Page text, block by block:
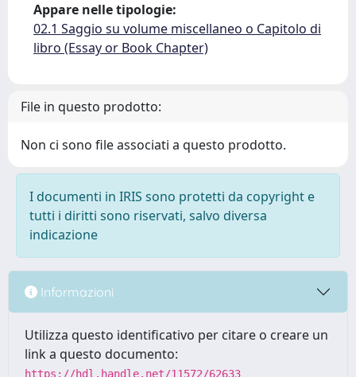
Appare nelle tipologie:
02.1 Saggio su volume miscellaneo o Capitolo di
libro (Essay or Book Chapter)
File in questo prodotto:
Non ci sono file associati a questo prodotto.
I documenti in IRIS sono protetti da copyright e
tutti i diritti sono riservati, salvo diversa
indicazione
Informazioni
Utilizza questo identificativo per citare o creare un
link a questo documento:
https://hdl.handle.net/11572/62633